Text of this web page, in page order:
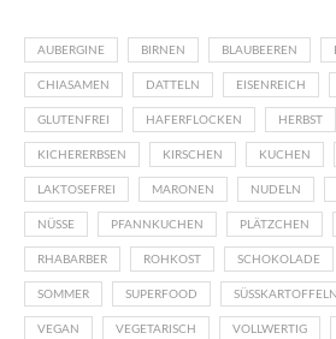
AUBERGINE BIRNEN BLAUBEEREN
CHIASAMEN DATTELN EISENREICH
GLUTENFREI HAFERFLOCKEN HERBST
KICHERERBSEN KIRSCHEN KUCHEN
LAKTOSEFREI MARONEN NUDELN
NÜSSE PFANNKUCHEN PLÄTZCHEN
RHABARBER ROHKOST SCHOKOLADE
SOMMER SUPERFOOD SÜSSKARTOFFELN
VEGAN VEGETARISCH VOLLWERTIG